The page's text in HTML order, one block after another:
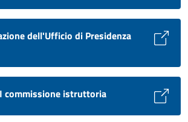
dell'Ufficio di Presidenza
commissione istruttoria